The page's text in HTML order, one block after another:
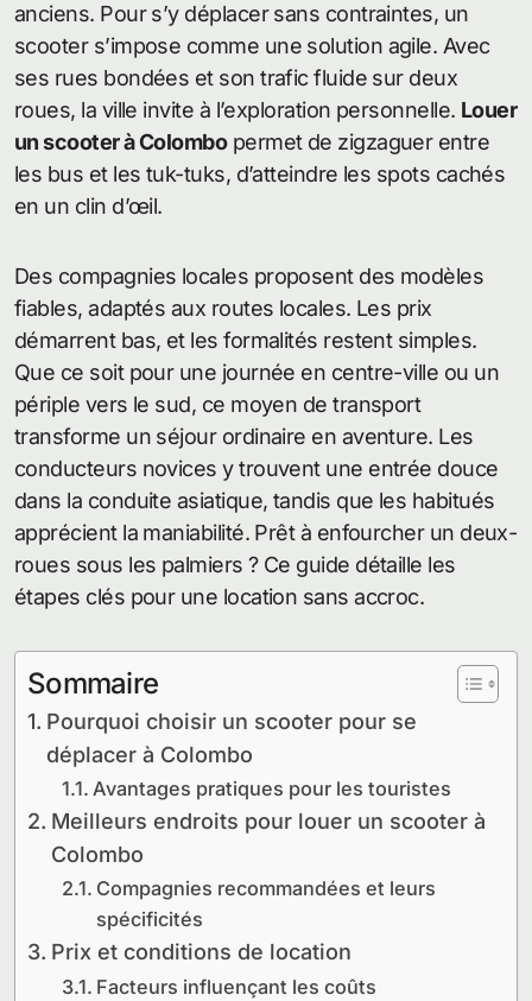
anciens. Pour s’y déplacer sans contraintes, un
scooter s’impose comme une solution agile. Avec
ses rues bondées et son trafic fluide sur deux
roues, la ville invite à l’exploration personnelle. Louer
un scooter à Colombopermet de zigzaguer entre
les bus et les tuk-tuks, d’atteindre les spots cachés
en un clin d’œil.
Des compagnies locales proposent des modèles
fiables, adaptés aux routes locales. Les prix
démarrent bas, et les formalités restent simples.
Que ce soit pour une journée en centre-ville ou un
périple vers le sud, ce moyen de transport
transforme un séjour ordinaire en aventure. Les
conducteurs novices y trouvent une entrée douce
dans la conduite asiatique, tandis que les habitués
apprécient la maniabilité. Prêt à enfourcher un deux-
roues sous les palmiers ? Ce guide détaille les
étapes clés pour une location sans accroc.
Sommaire
Pourquoi choisir un scooter pour se
déplacer à Colombo
Avantages pratiques pour les touristes
Meilleurs endroits pour louer un scooter à
Colombo
Compagnies recommandées et leurs
spécificités
Prix et conditions de location
Facteurs influençant les coûts